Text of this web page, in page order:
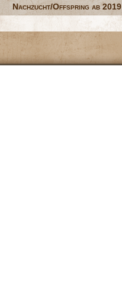
Nachzucht/Offspring ab 2019